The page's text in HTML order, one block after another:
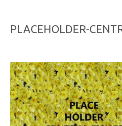
PLACEHOLDER-